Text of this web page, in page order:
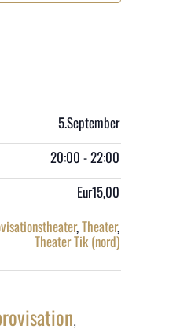
5.September
20:00 - 22:00
Eur15,00
,Theater,
Theater Tik (nord)
,